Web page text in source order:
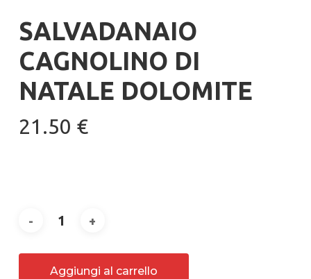
SALVADANAIO
CAGNOLINO DI
NATALE DOLOMITE
21.50 €
Aggiungi al carrello